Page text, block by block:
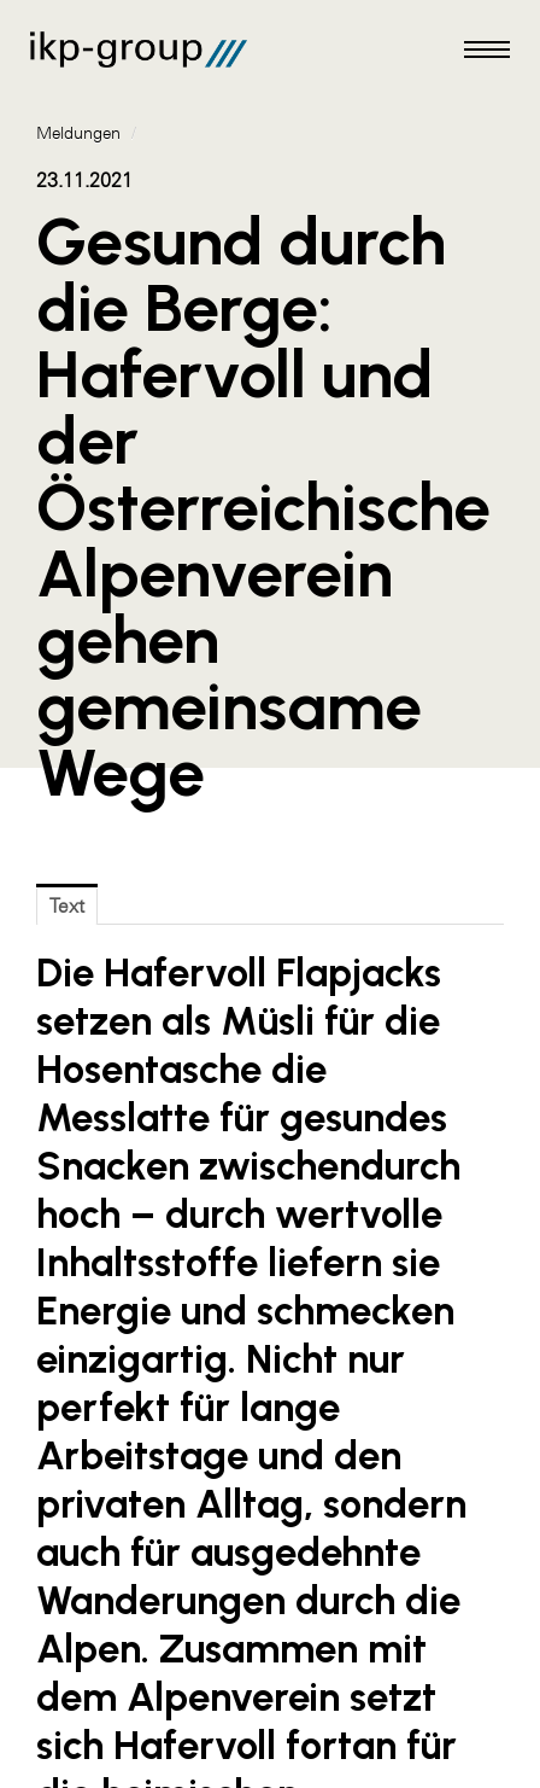
Meldungen
AKTUELLES
ACO
ALEX Krems
Amazon Web Services
Artweger
AustroCel Hallein
Blaguss
Bundesverband Sonnenschutztechnik
Cineplexx
Colmobil Austria
Controller Institut
Darbo
Essity
EY
FG UBIT Salzburg
Fressnapf
FRoSTA
FV Energierohstoff & Kraftstoff
Gardena
Gas Connect Austria
GBV - Verband gemeinnütziger
Bauvereinigungen
Getzner Werkstoffe
Heimat Österreich
ikp
Johnson & Johnson
JELD-WEN DANA
kosaplaner
LAT Nitrogen
Libro
Lidl Österreich
Die Menü-Manufaktur
Meldungen /
23.11.2021
Gesund durch
die Berge:
Hafervoll und
der
Österreichische
Alpenverein
gehen
gemeinsame
Wege
Text
Die Hafervoll Flapjacks
setzen als Müsli für die
Hosentasche die
Messlatte für gesundes
Snacken zwischendurch
hoch – durch wertvolle
Inhaltsstoffe liefern sie
Energie und schmecken
einzigartig. Nicht nur
perfekt für lange
Arbeitstage und den
privaten Alltag, sondern
auch für ausgedehnte
Wanderungen durch die
Alpen. Zusammen mit
dem Alpenverein setzt
sich Hafervoll fortan für